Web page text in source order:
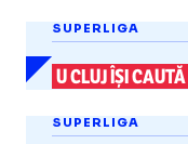
SUPERLIGA
U CLUJ ÎȘI
SUPERLIGA